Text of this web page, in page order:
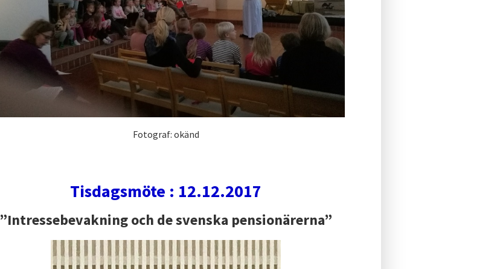
Fotograf: okänd
Tisdagsmöte : 12.12.2017
”Intressebevakning och de svenska pensionärerna”